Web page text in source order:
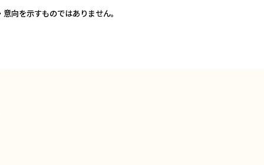
向を示すものではありません。